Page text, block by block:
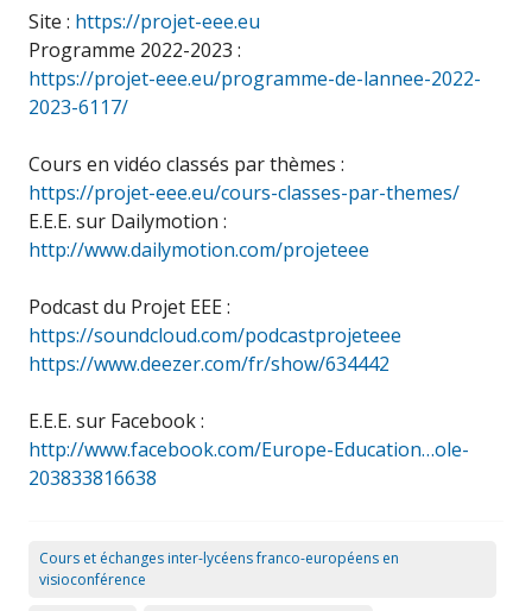
Site : https://projet-eee.eu
Programme 2022-2023 :
https://projet-eee.eu/programme-de-lannee-2022-
2023-6117/
Cours en vidéo classés par thèmes :
https://projet-eee.eu/cours-classes-par-themes/
E.E.E. sur Dailymotion :
http://www.dailymotion.com/projeteee
Podcast du Projet EEE :
https://soundcloud.com/podcastprojeteee
https://www.deezer.com/fr/show/634442
E.E.E. sur Facebook :
http://www.facebook.com/Europe-Education…ole-
203833816638
Cours et échanges inter-lycéens franco-européens en
visioconférence